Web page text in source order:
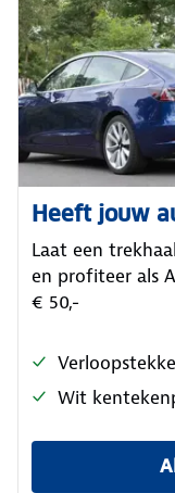
Heeft jouw
Laat een
en profiteer als
€ 50,-
Wit